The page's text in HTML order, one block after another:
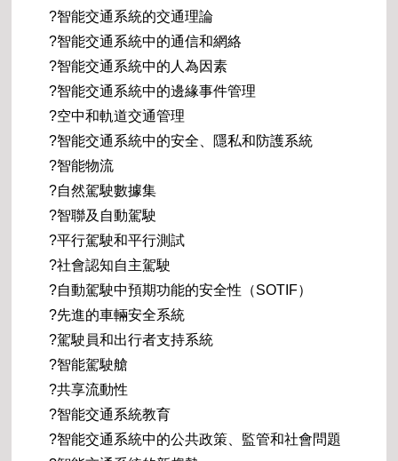
?智能交通系統的交通理論
?智能交通系統中的通信和網絡
?智能交通系統中的人為因素
?智能交通系統中的邊緣事件管理
?空中和軌道交通管理
?智能交通系統中的安全、隱私和防護系統
?智能物流
?自然駕駛數據集
?智聯及自動駕駛
?平行駕駛和平行測試
?社會認知自主駕駛
?自動駕駛中預期功能的安全性（SOTIF）
?先進的車輛安全系統
?駕駛員和出行者支持系統
?智能駕駛艙
?共享流動性
?智能交通系統教育
?智能交通系統中的公共政策、監管和社會問題